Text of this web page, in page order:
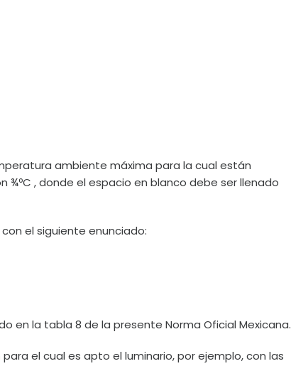
ambiente máxima para la cual están
, donde el espacio en blanco debe ser llenado
el siguiente enunciado:
en la tabla 8 de la presente Norma Oficial Mexicana.
el cual es apto el luminario, por ejemplo, con las